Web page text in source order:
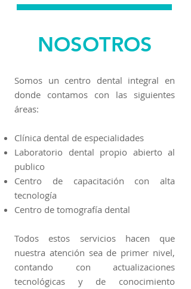
NOSOTROS
Somos un centro dental integral en
donde contamos con las siguientes
áreas:
Clínica dental de especialidades
Laboratorio dental propio abierto al
publico
Centro de capacitación con alta
tecnología
Centro de tomografía dental
Todos estos servicios hacen que
nuestra atención sea de primer nivel,
contando con actualizaciones
tecnológicas y de conocimiento